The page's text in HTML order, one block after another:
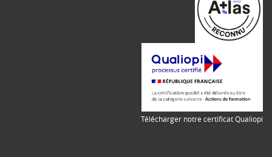
Télécharger notre certificat Qualiopi